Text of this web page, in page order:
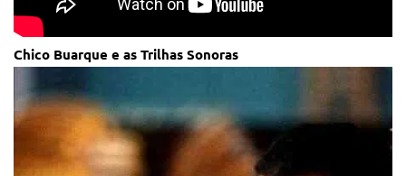
Chico Buarque e as Trilhas Sonoras